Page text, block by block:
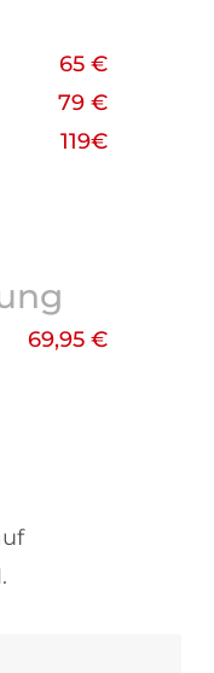
65 €
79 €
119€
69,95 €